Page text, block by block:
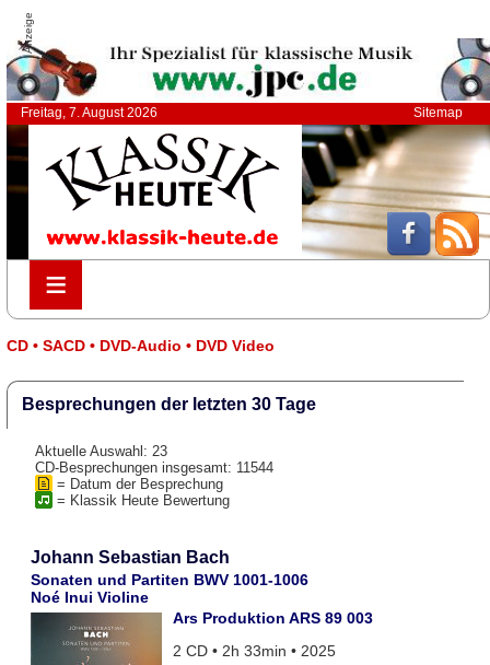
Anzeige
Freitag, 7. August 2026 Sitemap
≡
≡
CD • SACD • DVD-Audio • DVD Video
Besprechungen der letzten 30 Tage
Aktuelle Auswahl: 23
CD-Besprechungen insgesamt: 11544
= Datum der Besprechung
= Klassik Heute Bewertung
Johann Sebastian Bach
Sonaten und Partiten BWV 1001-1006
Noé Inui Violine
Ars Produktion ARS 89 003
2 CD • 2h 33min • 2025